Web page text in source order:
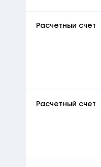
Расчетный счет
Расчетный счет